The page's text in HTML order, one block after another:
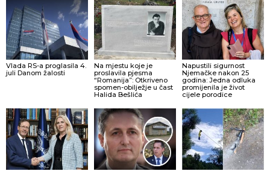
Vlada RS-a proglasila 4.
juli Danom žalosti
Na mjestu koje je
proslavila pjesma
“Romanija”: Otkriveno
spomen-obilježje u čast
Halida Bešlića
Napustili sigurnost
Njemačke nakon 25
godina: Jedna odluka
promijenila je život
cijele porodice